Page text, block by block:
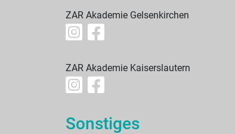
ZAR Akademie Gelsenkirchen
ZAR Akademie Kaiserslautern
Sonstiges